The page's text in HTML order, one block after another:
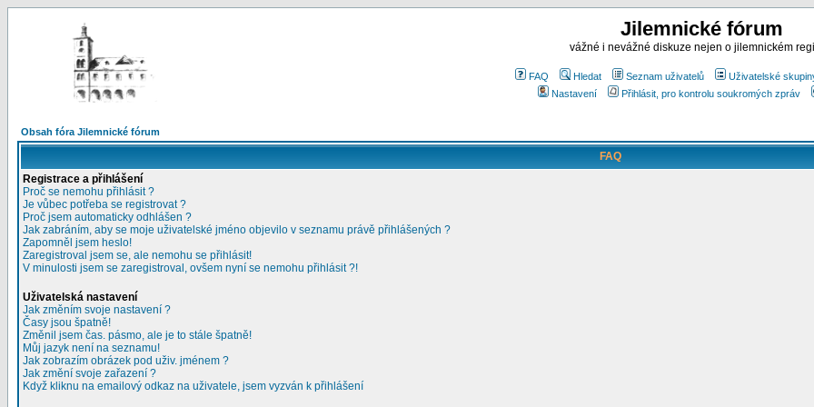
Jilemnické fórum
vážné i nevážné diskuze nejen o jilemnickém
FAQ Hledat Seznam uživatelů Uživatelské
Nastavení
Přihlásit, pro kontrolu soukromých zpráv
Obsah fóra Jilemnické fórum
FAQ
Registrace a přihlášení
Proč se nemohu přihlásit ?
Je vůbec potřeba se registrovat ?
Proč jsem automaticky odhlášen ?
Jak zabráním, aby se moje uživatelské jméno objevilo v seznamu právě přihlášených ?
Zapomněl jsem heslo!
Zaregistroval jsem se, ale nemohu se přihlásit!
V minulosti jsem se zaregistroval, ovšem nyní se nemohu přihlásit ?!
Uživatelská nastavení
Jak změním svoje nastavení ?
Časy jsou špatně!
Změnil jsem čas. pásmo, ale je to stále špatně!
Můj jazyk není na seznamu!
Jak zobrazím obrázek pod uživ. jménem ?
Jak změní svoje zařazení ?
Když kliknu na emailový odkaz na uživatele, jsem vyzván k přihlášení